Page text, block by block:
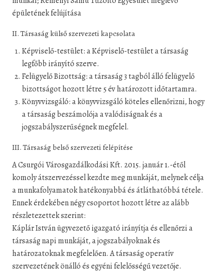
épületének felújítása
II. Társaság külső szervezeti kapcsolata
Képviselő-testület: a Képviselő-testület a társaság
legfőbb irányító szerve.
Felügyelő Bizottság: a társaság 3 tagból álló felügyelő
bizottságot hozott létre 5 év határozott időtartamra.
Könyvvizsgáló: a könyvvizsgáló köteles ellenőrizni, hogy
a társaság beszámolója a valódiságnak és a
jogszabályszerűségnek megfelel.
III. Társaság belső szervezeti felépítése
A Csurgói Városgazdálkodási Kft. 2015. január 1.-étől
komoly átszervezéssel kezdte meg munkáját, melynek célja
a munkafolyamatok hatékonyabbá és átláthatóbbá tétele.
Ennek érdekében négy csoportot hozott létre az alább
részletezettek szerint:
Káplár István ügyvezető igazgató irányítja és ellenőrzi a
társaság napi munkáját, a jogszabályoknak és
határozatoknak megfelelően. A társaság operatív
szervezetének önálló és egyéni felelősségű vezetője.